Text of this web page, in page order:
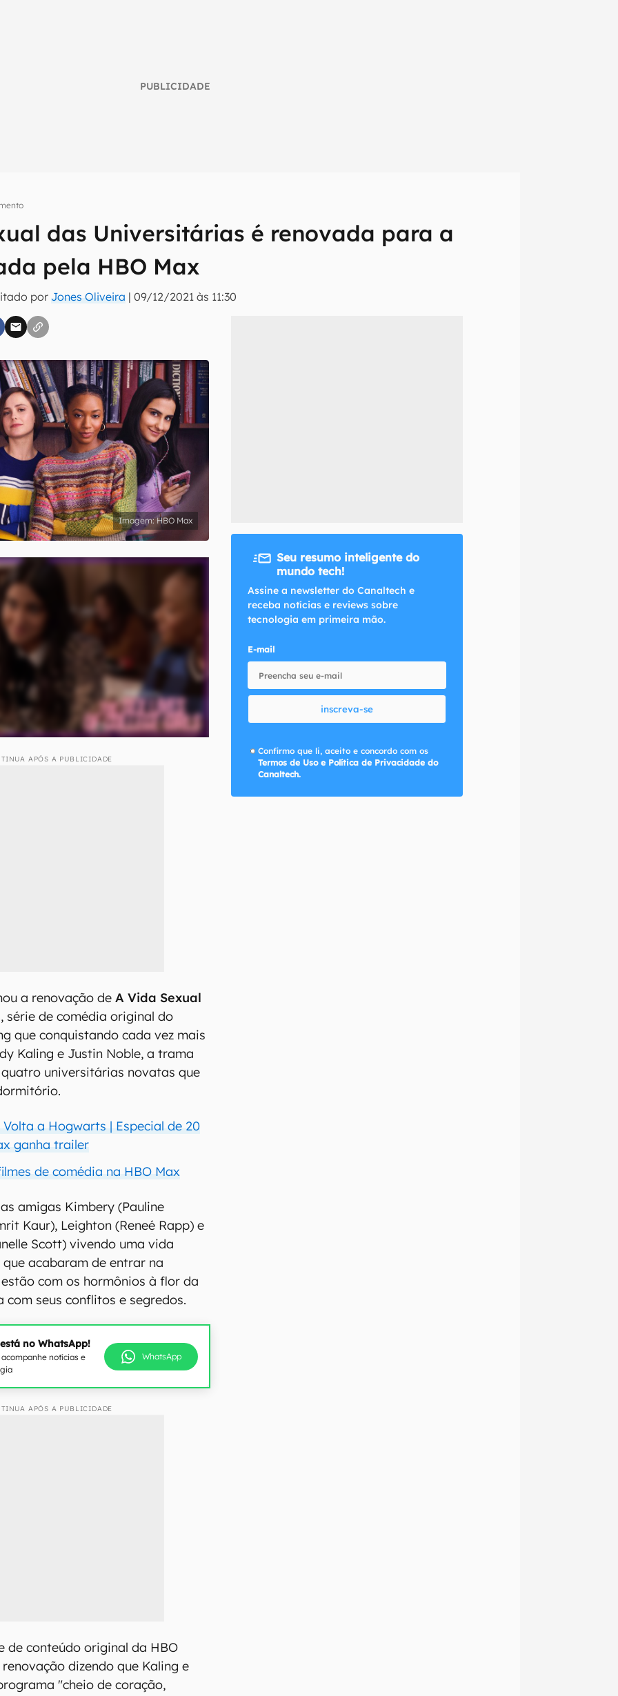
PUBLICIDADE
das Universitárias é renovada para a
pela HBO Max
por Jones Oliveira |09/12/2021 às 11:30
do Canaltech e receba notícias e reviews sobre tecnologia em primeira
inscreva-se
aceito e concordo com os Termos de Uso e Política de Privacidade do Canaltech.
HBO Max
APÓS A PUBLICIDADE
a renovação deA Vida Sexual
, série de comédia original do
que conquistando cada vez mais
Kaling e Justin Noble, a trama
universitárias novatas que
a Hogwarts | Especial de 20
ganha trailer
de comédia na HBO Max
amigas Kimbery (Pauline
Kaur), Leighton (Reneé Rapp) e
Scott) vivendo uma vida
acabaram de entrar na
com os hormônios à flor da
com seus conflitos e segredos.
no WhatsApp!
notícias e
WhatsApp
APÓS A PUBLICIDADE
de conteúdo original da HBO
dizendo que Kaling e
"cheio de coração,
Seu resumo inteligente do
mundo tech!
Assine a newsletter do Canaltech e
receba notícias e reviews sobre
tecnologia em primeira mão.
E-mail
inscreva-se
Confirmo que li, aceito e concordo com os
Termos de Uso e Política de Privacidade do
Canaltech.